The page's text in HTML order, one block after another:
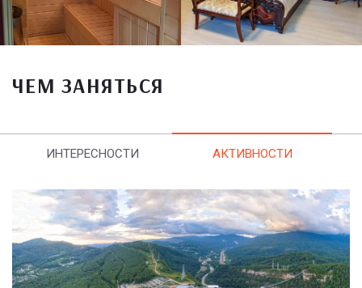
ЧЕМ ЗАНЯТЬСЯ
ИНТЕРЕСНОСТИ АКТИВНОСТИ